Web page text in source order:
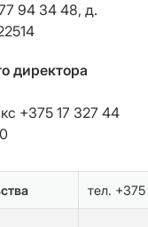
94 34 48, д.
директора
+375 17 327 44
тел.